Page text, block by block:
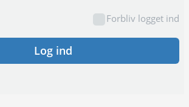
Forbliv logget ind
Log ind